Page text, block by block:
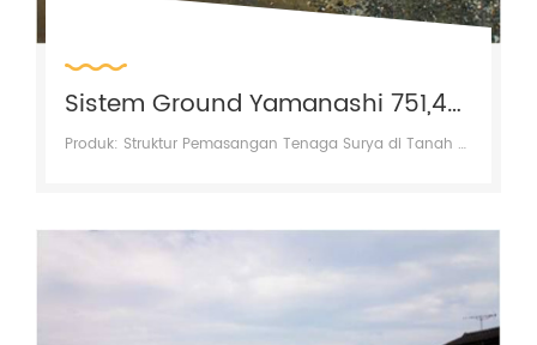
Sistem Ground Yamanashi 751,4KW
Produk: Struktur Pemasangan Tenaga Surya di Tanah FOEN Wilayah: Yamanashi, Jepang Kapasitas: 751,4 KW